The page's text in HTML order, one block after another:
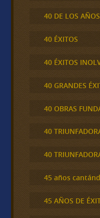
40 DE LOS
40 ÉXITOS
40 ÉXITOS
40 GRANDES
40 OBRAS
40
40
45 años
45 AÑOS DE